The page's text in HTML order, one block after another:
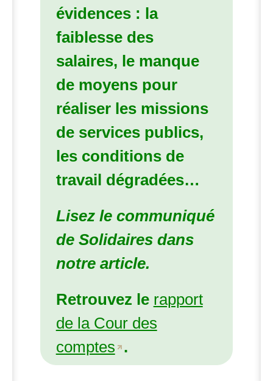
évidences : la
faiblesse des
salaires, le manque
de moyens pour
réaliser les missions
de services publics,
les conditions de
travail dégradées…
Lisez le communiqué
de Solidaires dans
notre article.
Retrouvez le rapport
de la Cour des
comptes .